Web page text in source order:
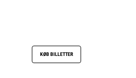
KØB BILLETTER